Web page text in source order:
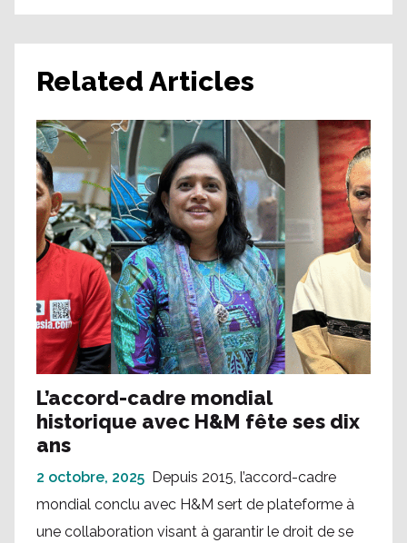
Related Articles
L’accord-cadre mondial
historique avec H&M fête ses dix
ans
2 octobre, 2025 Depuis 2015, l’accord-cadre
mondial conclu avec H&M sert de plateforme à
une collaboration visant à garantir le droit de se